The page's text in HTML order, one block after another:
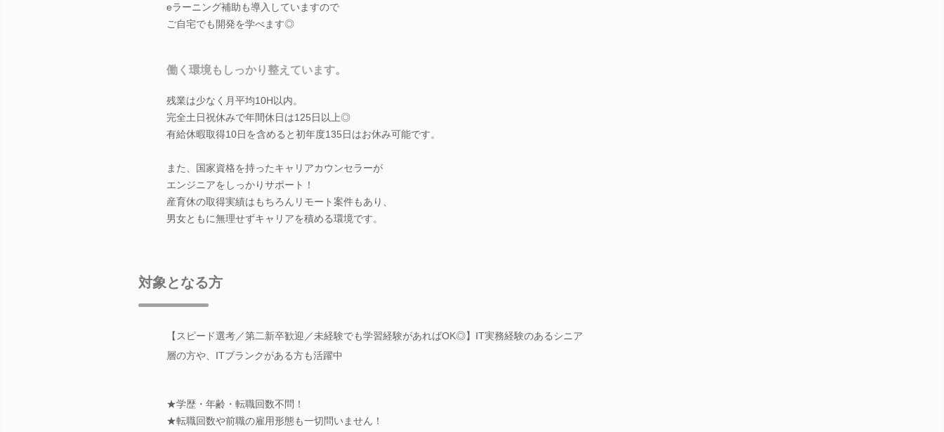
eラーニング補助も導入していますので
ご自宅でも開発を学べます◎
働く環境もしっかり整えています。
残業は少なく月平均10H以内。
完全土日祝休みで年間休日は125日以上◎
有給休暇取得10日を含めると初年度135日はお休み可能です。
また、国家資格を持ったキャリアカウンセラーが
エンジニアをしっかりサポート！
産育休の取得実績はもちろんリモート案件もあり、
男女ともに無理せずキャリアを積める環境です。
対象となる方
【スピード選考／第二新卒歓迎／未経験でも学習経験があればOK◎】IT実務経験のあるシニア
層の方や、ITブランクがある方も活躍中
★学歴・年齢・転職回数不問！
★転職回数や前職の雇用形態も一切問いません！